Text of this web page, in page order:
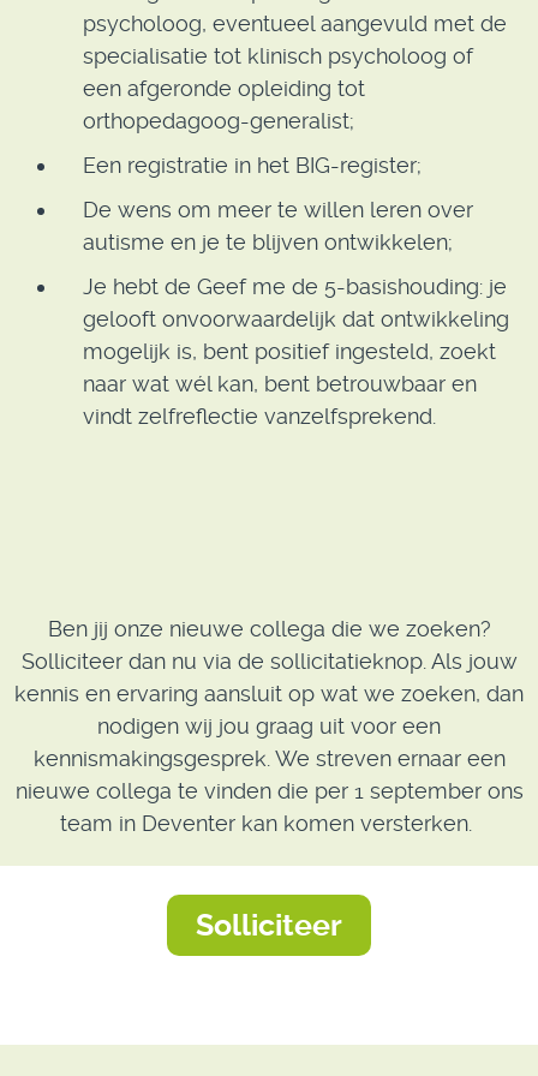
psycholoog, eventueel aangevuld met de
specialisatie tot klinisch psycholoog of
een afgeronde opleiding tot
orthopedagoog-generalist;
Een registratie in het BIG-register;
De wens om meer te willen leren over
autisme en je te blijven ontwikkelen;
Je hebt de Geef me de 5-basishouding: je
gelooft onvoorwaardelijk dat ontwikkeling
mogelijk is, bent positief ingesteld, zoekt
naar wat wél kan, bent betrouwbaar en
vindt zelfreflectie vanzelfsprekend.
Ben jij onze nieuwe collega die we zoeken?
Solliciteer dan nu via de sollicitatieknop. Als jouw
kennis en ervaring aansluit op wat we zoeken, dan
nodigen wij jou graag uit voor een
kennismakingsgesprek. We streven ernaar een
nieuwe collega te vinden die per 1 september ons
team in Deventer kan komen versterken.
Solliciteer